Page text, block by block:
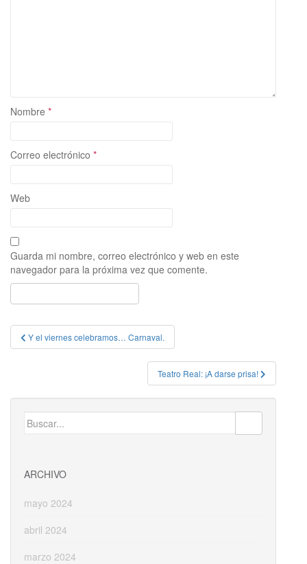
Nombre *
Correo electrónico *
Web
Guarda mi nombre, correo electrónico y web en este
navegador para la próxima vez que comente.
Navegación
de
Y el viernes celebramos… Carnaval.
Teatro Real: ¡A darse prisa!
Buscar:
ARCHIVO
mayo 2024
abril 2024
marzo 2024